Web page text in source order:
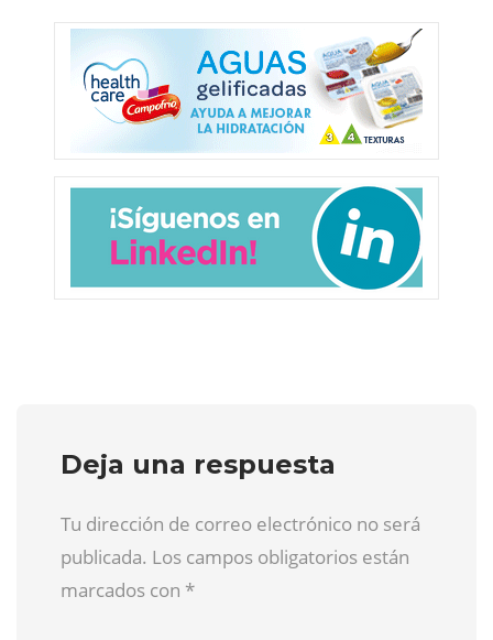
Deja una respuesta
Tu dirección de correo electrónico no será
publicada. Los campos obligatorios están
marcados con *